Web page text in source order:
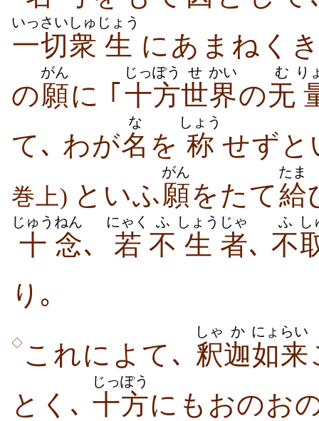
一切
いっさい
衆
しゅ
生
じょう
にあまねく
の願
がん
に ｢ 十方
じっぽう
世
せ
界
かい
の无
む り
て､ わが名
な
を 称
しょう
せず
巻上) といふ願
がん
をたて給
たま
十
じゅう
念
ねん
､ 若
にゃく
不
ふ
生
しょう
者
じゃ
､ 不
ふ し
り｡
◇ これによて､ 釈
しゃ
迦
か
如来
にょらい
とく､ 十方
じっぽう
にもおのお